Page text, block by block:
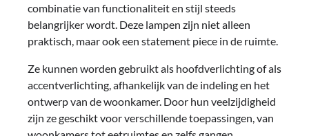
combinatie van functionaliteit en stijl steeds
belangrijker wordt. Deze lampen zijn niet alleen
praktisch, maar ook een statement piece in de ruimte.
Ze kunnen worden gebruikt als hoofdverlichting of als
accentverlichting, afhankelijk van de indeling en het
ontwerp van de woonkamer. Door hun veelzijdigheid
zijn ze geschikt voor verschillende toepassingen, van